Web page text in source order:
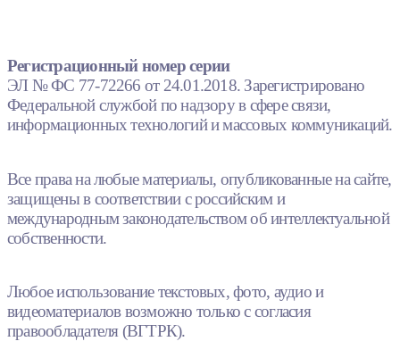
Регистрационный номер серии
ЭЛ № ФС 77-72266 от 24.01.2018. Зарегистрировано
Федеральной службой по надзору в сфере связи,
информационных технологий и массовых коммуникаций.
Все права на любые материалы, опубликованные на сайте,
защищены в соответствии с российским и
международным законодательством об интеллектуальной
собственности.
Любое использование текстовых, фото, аудио и
видеоматериалов возможно только с согласия
правообладателя (ВГТРК).